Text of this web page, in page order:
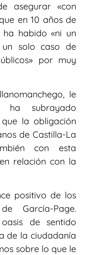
asegurar «con
en 10 años de
habido «ni un
solo caso de
por muy
le
ha subrayado
la obligación
de Castilla-La
con esta
relación con la
positivo de los
García-Page.
de sentido
de la ciudadanía
sobre lo que le